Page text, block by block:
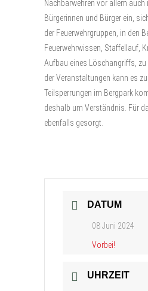
Nachbarwehren vor allem auch
Bürgerinnen und Bürger ein,
der Feuerwehrgruppen, in den
Feuerwehrwissen, Staffellauf,
Aufbau eines Löschangriffs, zu
der Veranstaltungen kann es
Teilsperrungen im Bergpark
deshalb um Verständnis. Für
ebenfalls gesorgt.
DATUM
08 Juni 2024
Vorbei!
UHRZEIT